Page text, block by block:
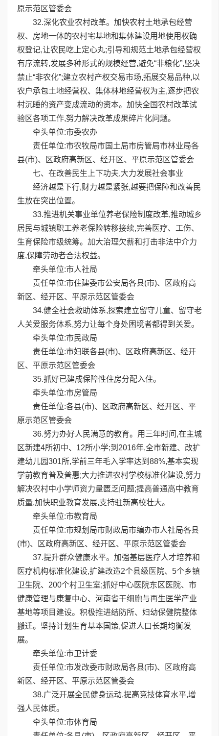
原示范区管委会
32.深化农业农村改革。加快农村土地承包经营
权、房地一体的农村宅基地和集体建设用地使用权确
权登记,让农民吃上定心丸;引导和规范土地承包经营权
有序流转,发展多种形式的规模经营,避免“非粮化”,坚决
禁止“非农化”;建立农村产权交易市场,拓展交易品种,以
农户承包土地经营权、集体林地经营权为主,逐步把农
村沉睡的资产变成流动的资本。加快全国农村改革试
验区各项工作,努力解决改革成果碎片化问题。
牵头单位:市委农办
责任单位:市农牧局市国土局市房管局市林业局各
县(市)、区政府高新区、经开区、平原示范区管委会
七、在改善民生上下功夫,大力发展社会事业
经济越是下行,财力越是紧张,越要把保障和改善民
生放在突出位置。
33.推进机关事业单位养老保险制度改革,推动城乡
居民与城镇职工养老保险转移接续,完善医疗、工伤、
生育保险市级统筹。加大治理欠薪和打击非法中介力
度,保障劳动者合法权益。
牵头单位:市人社局
责任单位:市住建委市公安局各县(市)、区政府高
新区、经开区、平原示范区管委会
34.健全社会救助体系,探索建立留守儿童、留守老
人关爱服务体系,努力让每个身处困境者都得到关爱。
牵头单位:市民政局
责任单位:市妇联各县(市)、区政府高新区、经开
区、平原示范区管委会
35.抓好已建成保障性住房分配入住。
牵头单位:市房管局
责任单位:各县(市)、区政府高新区、经开区、平
原示范区管委会
36.努力办好人民满意的教育。用三年时间,在主城
区新建4所初中、12所小学;到2016年,全市新建、改扩
建幼儿园301所,学前三年毛入学率达到88%,基本实现
学前教育普及普惠;大力推进农村学校标准化建设,努力
解决农村中小学师资力量匮乏问题;提高普通高中教育
质量,加快职业教育发展,支持驻新高校壮大。
牵头单位:市教育局
责任单位:市规划局市财政局市编办市人社局各县
(市)、区政府高新区、经开区、平原示范区管委会
37.提升群众健康水平。加强基层医疗人才培养和
医疗机构标准化建设,扩建改造2个县级医院、5个乡镇
卫生院、200个村卫生室;抓好中心医院东区医院、市
健康管理与康复中心、河南省干细胞与再生医学产业
基地等项目建设。积极推进结防所、妇幼保健院整体
搬迁。坚持计划生育基本国策,促进人口长期均衡发
展。
牵头单位:市卫计委
责任单位:市发改委市财政局各县(市)、区政府高
新区、经开区、平原示范区管委会
38.广泛开展全民健身运动,提高竞技体育水平,增
强人民体质。
牵头单位:市体育局